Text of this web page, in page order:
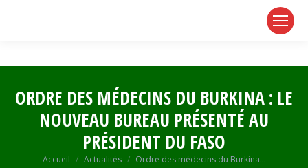
ORDRE DES MÉDECINS DU BURKINA : LE
NOUVEAU BUREAU PRÉSENTÉ AU
PRÉSIDENT DU FASO
Vous êtes ici :
Accueil Actualités Ordre des médecins du Burkina…